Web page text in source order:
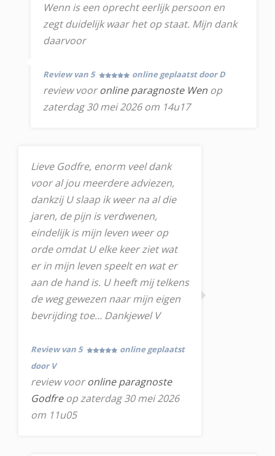
Wenn is een oprecht eerlijk persoon en
zegt duidelijk waar het op staat. Mijn dank
daarvoor
Review van 5 online geplaatst door D
review vooronline paragnoste Wen op
zaterdag 30 mei 2026 om 14u17
Lieve Godfre, enorm veel dank
voor al jou meerdere adviezen,
dankzij U slaap ik weer na al die
jaren, de pijn is verdwenen,
eindelijk is mijn leven weer op
orde omdat U elke keer ziet wat
er in mijn leven speelt en wat er
aan de hand is. U heeft mij telkens
de weg gewezen naar mijn eigen
bevrijding toe… Dankjewel V
Review van 5
online geplaatst
door V
review vooronline paragnoste
Godfreop zaterdag 30 mei 2026
om 11u05